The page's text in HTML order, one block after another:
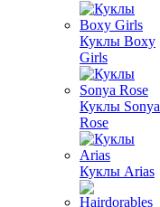
Куклы Boxy
Girls
Куклы Sonya
Rose
Куклы Arias